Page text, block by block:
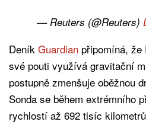
— Reuters (@Reuters)
Deník Guardian připomíná, že
své pouti využívá gravitační
postupně zmenšuje oběžnou
Sonda se během extrémního
rychlostí až 692 tisíc